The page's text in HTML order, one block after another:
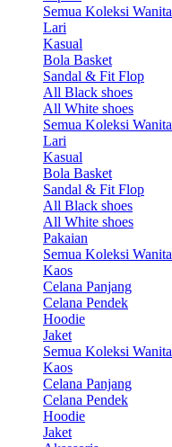
Semua Koleksi Wanita
Lari
Kasual
Bola Basket
Sandal & Fit Flop
All Black shoes
All White shoes
Semua Koleksi Wanita
Lari
Kasual
Bola Basket
Sandal & Fit Flop
All Black shoes
All White shoes
Pakaian
Semua Koleksi Wanita
Kaos
Celana Panjang
Celana Pendek
Hoodie
Jaket
Semua Koleksi Wanita
Kaos
Celana Panjang
Celana Pendek
Hoodie
Jaket